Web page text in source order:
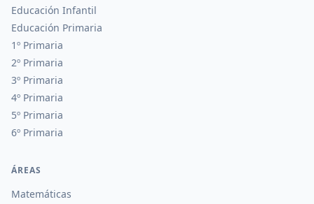
Educación Infantil
Educación Primaria
1º Primaria
2º Primaria
3º Primaria
4º Primaria
5º Primaria
6º Primaria
ÁREAS
Matemáticas